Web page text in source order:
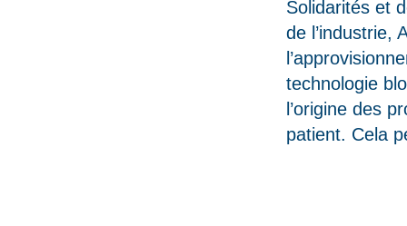
Solidarités et
de l’industrie,
technologie
l’origine des
patient. Cela